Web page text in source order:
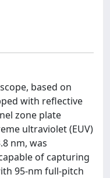
based on
with reflective
zone plate
ultraviolet (EUV)
nm, was
of capturing
95-nm full-pitch